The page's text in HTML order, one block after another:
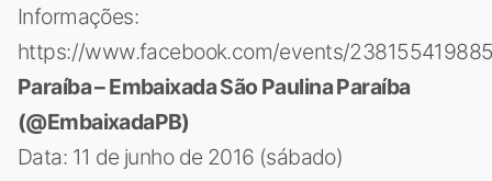
Informações:
https://www.facebook.com/events/
Paraíba – Embaixada São Paulina Paraíba
(@EmbaixadaPB)
Data: 11 de junho de 2016 (sábado)